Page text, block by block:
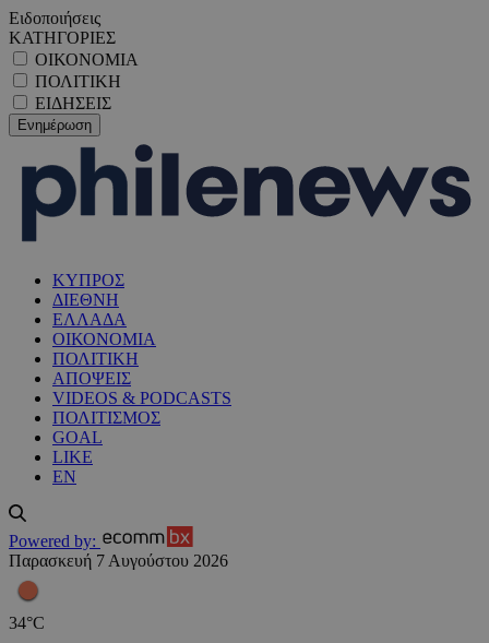
Ειδοποιήσεις
ΚΑΤΗΓΟΡΙΕΣ
ΟΙΚΟΝΟΜΙΑ
ΠΟΛΙΤΙΚΗ
ΕΙΔΗΣΕΙΣ
ΚΥΠΡΟΣ
ΔΙΕΘΝΗ
ΕΛΛΑΔΑ
ΟΙΚΟΝΟΜΙΑ
ΠΟΛΙΤΙΚΗ
ΑΠΟΨΕΙΣ
VIDEOS & PODCASTS
ΠΟΛΙΤΙΣΜΟΣ
GOAL
LIKE
EN
Powered by:
Παρασκευή 7 Αυγούστου 2026
34°C